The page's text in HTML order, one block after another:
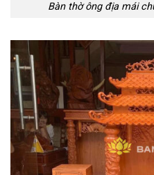
Bàn thờ ông địa mái